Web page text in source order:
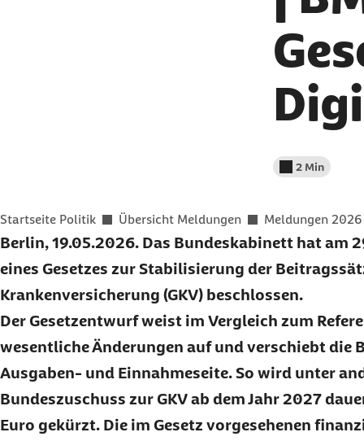
Lesedauer
2 Min
Sie befinden sich hier:
Startseite Politik Übersicht Meldungen Meldungen 2026
Berlin, 19.05.2026. Das Bundeskabinett hat am
eines Gesetzes zur Stabilisierung der
Krankenversicherung (GKV) beschlossen.
Der Gesetzentwurf weist im Vergleich zum
wesentliche Änderungen auf und verschiebt die
Ausgaben- und Einnahmeseite. So wird unter
Bundeszuschuss zur GKV ab dem Jahr 2027
Euro gekürzt. Die im Gesetz vorgesehenen